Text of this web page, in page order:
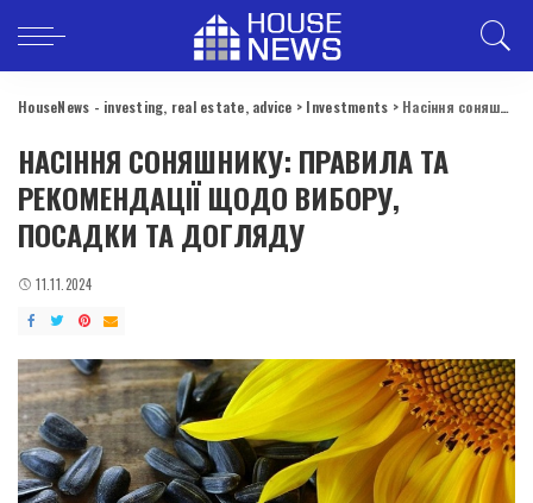
HouseNews - investing, real estate, advice > Investments > Насіння соняшнику: правила та рекомендації щодо вибору, посадки та догляду
НАСІННЯ СОНЯШНИКУ: ПРАВИЛА ТА
РЕКОМЕНДАЦІЇ ЩОДО ВИБОРУ,
ПОСАДКИ ТА ДОГЛЯДУ
11.11.2024